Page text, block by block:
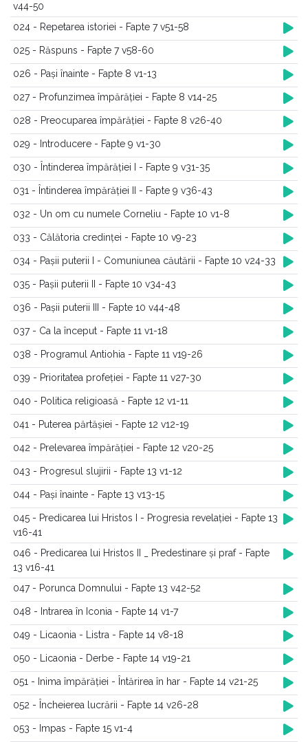
v44-50
024 - Repetarea istoriei - Fapte 7 v51-58
025 - Răspuns - Fapte 7 v58-60
026 - Pași înainte - Fapte 8 v1-13
027 - Profunzimea împărăției - Fapte 8 v14-25
028 - Preocuparea împărăției - Fapte 8 v26-40
029 - Introducere - Fapte 9 v1-30
030 - Întinderea împărăției I - Fapte 9 v31-35
031 - Întinderea împărăției II - Fapte 9 v36-43
032 - Un om cu numele Corneliu - Fapte 10 v1-8
033 - Călătoria credinței - Fapte 10 v9-23
034 - Pașii puterii I - Comuniunea căutării - Fapte 10 v24-33
035 - Pașii puterii II - Fapte 10 v34-43
036 - Pașii puterii III - Fapte 10 v44-48
037 - Ca la început - Fapte 11 v1-18
038 - Programul Antiohia - Fapte 11 v19-26
039 - Prioritatea profeției - Fapte 11 v27-30
040 - Politica religioasă - Fapte 12 v1-11
041 - Puterea părtășiei - Fapte 12 v12-19
042 - Prelevarea împărăției - Fapte 12 v20-25
043 - Progresul slujirii - Fapte 13 v1-12
044 - Pași înainte - Fapte 13 v13-15
045 - Predicarea lui Hristos I - Progresia revelației - Fapte 13
v16-41
046 - Predicarea lui Hristos II _ Predestinare și praf - Fapte
13 v16-41
047 - Porunca Domnului - Fapte 13 v42-52
048 - Intrarea în Iconia - Fapte 14 v1-7
049 - Licaonia - Listra - Fapte 14 v8-18
050 - Licaonia - Derbe - Fapte 14 v19-21
051 - Inima împărăției - Întărirea în har - Fapte 14 v21-25
052 - Încheierea lucrării - Fapte 14 v26-28
053 - Impas - Fapte 15 v1-4